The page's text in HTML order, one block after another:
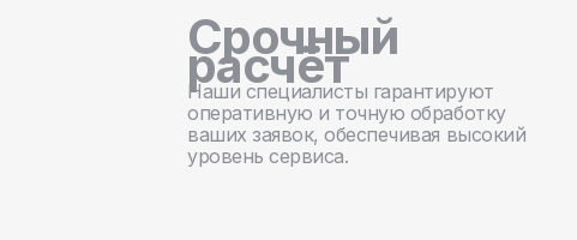
Срочный
расчёт
Наши специалисты гарантируют
оперативную и точную обработку
ваших заявок, обеспечивая высокий
уровень сервиса.